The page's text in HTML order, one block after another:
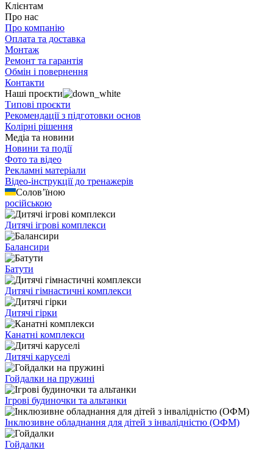
Клієнтам
Про нас
Про компанію
Оплата та доставка
Монтаж
Ремонт та гарантія
Обмін і повернення
Контакти
Наші проєкти
Типові проєкти
Рекомендації з підготовки основ
Колірні рішення
Медіа та новини
Новини та події
Фото та відео
Рекламні матеріали
Відео-інструкції до тренажерів
Солов’їною
російською
Дитячі ігрові комплекси
Балансири
Батути
Дитячі гімнастичні комплекси
Дитячі гірки
Канатні комплекси
Дитячі каруселі
Гойдалки на пружині
Ігрові будиночки та альтанки
Інклюзивне обладнання для дітей з інвалідністю (ОФМ)
Гойдалки